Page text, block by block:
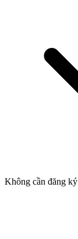
Không cần đăng ký